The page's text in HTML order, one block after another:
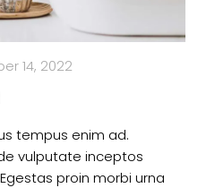
14, 2022
tempus enim ad.
vulputate inceptos
proin morbi urna